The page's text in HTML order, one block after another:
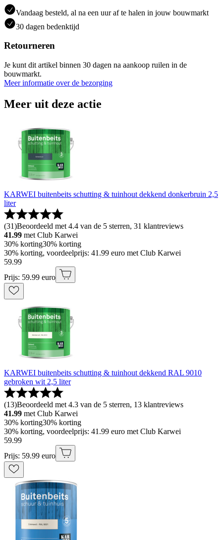
Vandaag besteld, al na een uur af te halen in jouw bouwmarkt
30 dagen bedenktijd
Retourneren
Je kunt dit artikel binnen 30 dagen na aankoop ruilen in de
bouwmarkt.
Meer informatie over de bezorging
Meer uit deze actie
KARWEI buitenbeits schutting & tuinhout dekkend donkerbruin 2,5
liter
(31)Beoordeeld met 4.4 van de 5 sterren, 31 klantreviews
41.99 met Club Karwei
30% korting30% korting
30% korting, voordeelprijs: 41.99 euro met Club Karwei
59.99
Prijs: 59.99 euro
KARWEI buitenbeits schutting & tuinhout dekkend RAL 9010
gebroken wit 2,5 liter
(13)Beoordeeld met 4.3 van de 5 sterren, 13 klantreviews
41.99 met Club Karwei
30% korting30% korting
30% korting, voordeelprijs: 41.99 euro met Club Karwei
59.99
Prijs: 59.99 euro